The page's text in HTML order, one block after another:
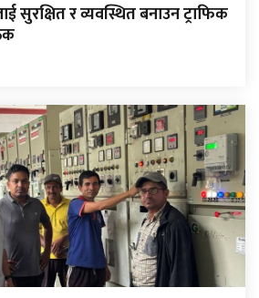
सुरक्षित र व्यवस्थित बनाउन ट्राफिक